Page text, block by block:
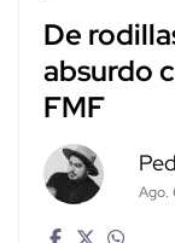
De
absurdo
FMF
Ago.